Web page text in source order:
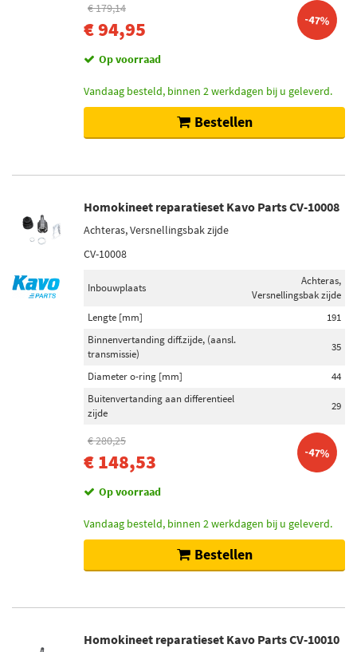
€ 179,14
€ 94,95 -47%
Op voorraad
Vandaag besteld, binnen 2 werkdagen bij u geleverd.
Bestellen
Homokineet reparatieset Kavo Parts CV-10008
Achteras, Versnellingsbak zijde
CV-10008
Inbouwplaats
Achteras,
Versnellingsbak zijde
Lengte [mm]
191
Binnenvertanding diff.zijde, (aansl.
transmissie)
35
Diameter o-ring [mm]
44
Buitenvertanding aan differentieel
zijde
29
€ 280,25
€ 148,53 -47%
Op voorraad
Vandaag besteld, binnen 2 werkdagen bij u geleverd.
Bestellen
Homokineet reparatieset Kavo Parts CV-10010